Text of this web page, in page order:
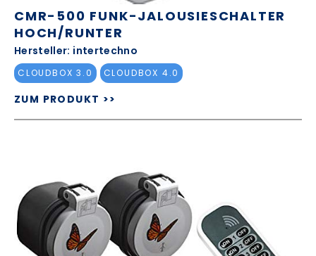
CMR-500 FUNK-JALOUSIESCHALTER
HOCH/RUNTER
Hersteller: intertechno
CLOUDBOX 3.0 CLOUDBOX 4.0
ZUM PRODUKT >>